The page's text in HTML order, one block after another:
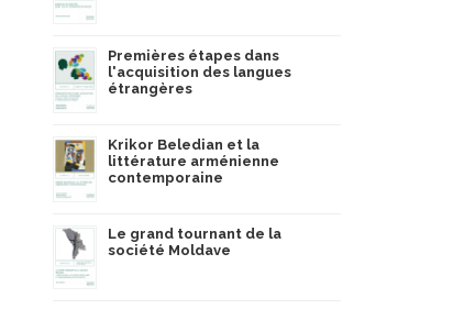
Premières étapes dans
l'acquisition des langues
étrangères
Krikor Beledian et la
littérature arménienne
contemporaine
Le grand tournant de la
société Moldave